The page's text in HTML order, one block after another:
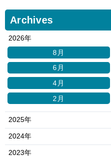
Archives
2026年
8月
6月
4月
2月
2025年
2024年
2023年